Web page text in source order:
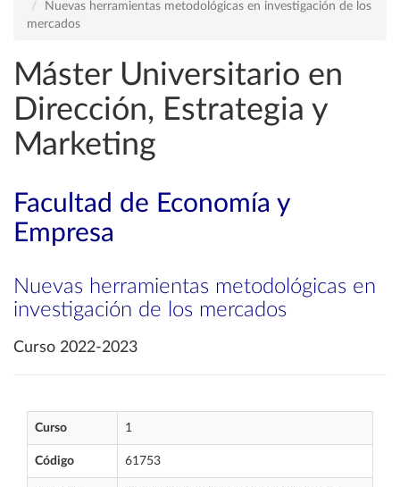
Nuevas herramientas metodológicas en investigación de los
mercados
Máster Universitario en
Dirección, Estrategia y
Marketing
Facultad de Economía y
Empresa
Nuevas herramientas metodológicas en
investigación de los mercados
Curso 2022-2023
Curso 1
Código 61753